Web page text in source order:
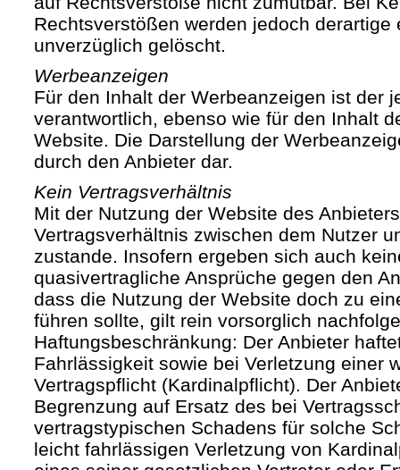
Rechtsverstößen werden jedoch derartige
unverzüglich gelöscht.
Werbeanzeigen
Für den Inhalt der Werbeanzeigen ist der
verantwortlich, ebenso wie für den Inhalt
Website. Die Darstellung der
durch den Anbieter dar.
Kein Vertragsverhältnis
Mit der Nutzung der Website des
Vertragsverhältnis zwischen dem Nutzer
zustande. Insofern ergeben sich auch
quasivertragliche Ansprüche gegen den
dass die Nutzung der Website doch zu
führen sollte, gilt rein vorsorglich
Haftungsbeschränkung: Der Anbieter
Fahrlässigkeit sowie bei Verletzung einer
Vertragspflicht (Kardinalpflicht). Der
Begrenzung auf Ersatz des bei
vertragstypischen Schadens für solche
leicht fahrlässigen Verletzung von